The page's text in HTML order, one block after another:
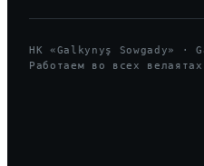
HK «Galkynyş Sowgady» ·
Работаем во всех